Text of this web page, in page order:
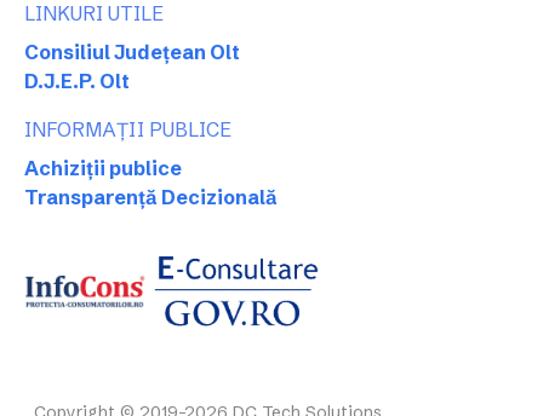
LINKURI UTILE
Consiliul Județean Olt
D.J.E.P. Olt
INFORMAȚII PUBLICE
Achiziții publice
Transparență Decizională